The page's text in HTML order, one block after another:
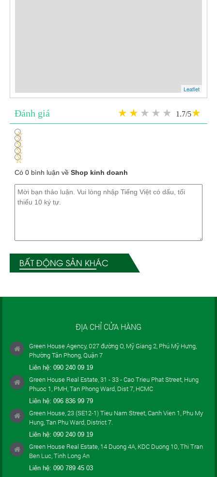
Leaflet
Đánh giá 1.7/5
1
2
3
4
5
Có 0 bình luận về Shop kinh doanh
BẤT ĐỘNG SẢN KHÁC
ĐỊA CHỈ CỬA HÀNG
Green House Agency, 027 đường O, Mỹ Giang 2, Phú Mỹ Hưng,
Phường Tân Phong, Quận 7
Liên hệ: 090 240 09 19
Green House Real Estate, 31 - 33 - Cao Trieu Phat Street, Hung
Phuoc 1, PMH, Tan Phong Ward, Dist 7, HCMC
Liên hệ: 096 836 99 79
Green House, 23 (SE12-1) Tieu Nam Street, Canh Vien 1, Phu My
Hung, Tan Phu Ward, District 7.
Liên hệ: 090 240 09 19
Green House Real Estate, 14 Duong 4A, KDC Duong 10, Thi Tran
Ben Luc, Tinh Long An
Liên hệ: 090 789 45 03